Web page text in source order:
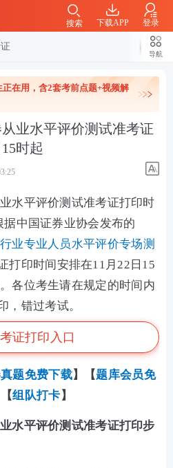
下载APP 登录
搜索
导航
在用，含2套考前点题+视频解
业水平评价测试准考证
时起
水平评价测试准考证打印时
据中国证券业协会发布的
业专业人员水平评价专场测
打印时间安排在11月22日15
各位考生请在规定的时间内
，错过考试。
证打印入口
题免费下载】 【题库会员免
组队打卡 】
水平评价测试准考证打印步